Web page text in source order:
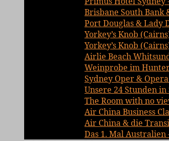
Brisbane South
Port Douglas & Lady
Yorkey’s Knob
Yorkey’s Knob
Airlie Beach
Weinprobe im
Sydney Oper &
Unsere 24 Stunden
The Room with no
Air China Business
Air China & die
Das 1. Mal